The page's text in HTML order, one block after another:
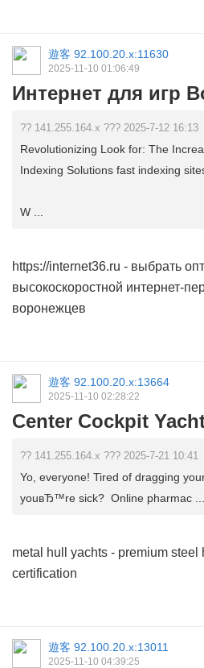
遊客 92.100.20.x:11630
2025-11-10 01:06:49
Интернет для игр
?? 141.255.164.x ??? 2025-7-12 16:13
Revolutionizing Look for: The
Indexing Solutions fast indexing
W ...
https://internet36.ru - выбрать
высокоскоростной интернет-
воронежцев
遊客 92.100.20.x:13664
2025-11-10 02:28:22
Center Cockpit
?? 141.255.164.x ??? 2025-7-21 10:41
Yo, everyone! Tired of dragging
youвЂ™re sick? Online pharmac ...
metal hull yachts - premium steel
certification
遊客 92.100.20.x:13011
2025-11-10 04:39:25